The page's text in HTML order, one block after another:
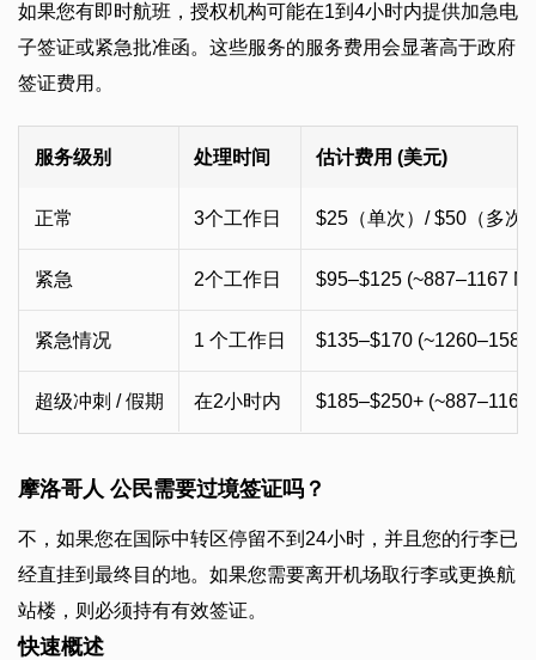
如果您有即时航班，授权机构可能在1到4小时内提供加急电
子签证或紧急批准函。这些服务的服务费用会显著高于政府
签证费用。
服务级别 处理时间 估计费用 (美元)
正常 3个工作日 $25（单次）/ $50（多次
紧急 2个工作日 $95–$125 (~887–1167
紧急情况 1 个工作日 $135–$170 (~1260–1587
超级冲刺 / 假期 在2小时内 $185–$250+ (~887–1167
摩洛哥人 公民需要过境签证吗？
不，如果您在国际中转区停留不到24小时，并且您的行李已
经直挂到最终目的地。如果您需要离开机场取行李或更换航
站楼，则必须持有有效签证。
快速概述